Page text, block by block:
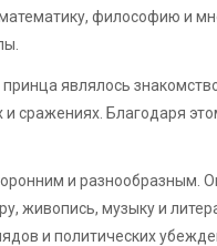
философию и
являлось
и сражениях. Благодаря
и разнообразным.
живопись, музыку и
и политических